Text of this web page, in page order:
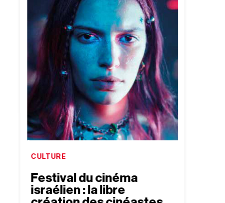
CULTURE
Festival du cinéma
israélien : la libre